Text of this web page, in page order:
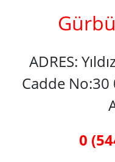
ADRES:
Cadde
0